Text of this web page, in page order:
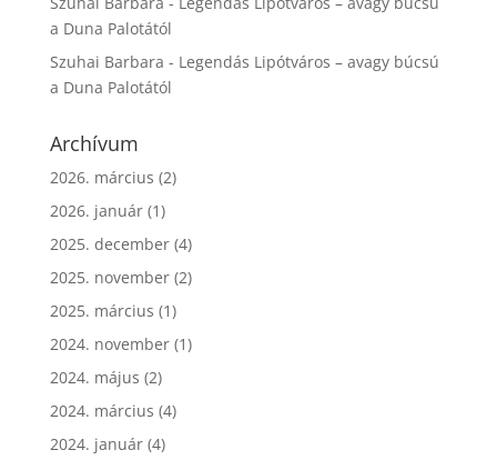
a Duna Palotától
Szuhai Barbara - Legendás Lipótváros – avagy búcsú
a Duna Palotától
Archívum
2026. március (2)
2026. január(1)
2025. december(4)
2025. november(2)
2025. március (1)
2024. november(1)
2024. május (2)
2024. március (4)
2024. január(4)